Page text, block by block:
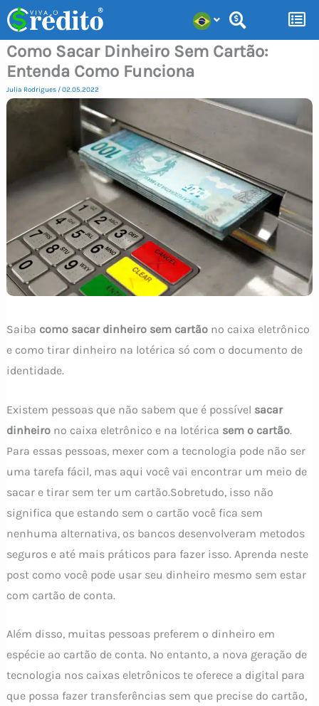
para
conteúdo
Como Sacar Dinheiro Sem Cartão:
Entenda Como Funciona
Julia Rodrigues /02.05.2022
Saiba como sacar dinheiro sem cartãono caixa eletrônico
e como tirar dinheiro na lotérica só com o documento de
identidade.
Existem pessoas que não sabem que é possível sacar
dinheirono caixa eletrônico e na lotérica sem o cartão.
Para essas pessoas, mexer com a tecnologia pode não ser
uma tarefa fácil, mas aqui você vai encontrar um meio de
sacar e tirar sem ter um cartão.Sobretudo, isso não
significa que estando sem o cartão você fica sem
nenhuma alternativa, os bancos desenvolveram metodos
seguros e até mais práticos para fazer isso. Aprenda neste
post como você pode usar seu dinheiro mesmo sem estar
com cartão de conta.
Além disso, muitas pessoas preferem o dinheiro em
espécie ao cartão de conta. No entanto, a nova geração de
tecnologia nos caixas eletrônicos te oferece a digital para
que possa fazer transferências sem que precise do cartão,